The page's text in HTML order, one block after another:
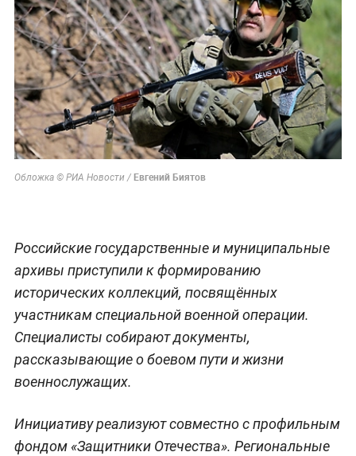
Обложка © РИА Новости / Евгений Биятов
Российские государственные и муниципальные
архивы приступили к формированию
исторических коллекций, посвящённых
участникам специальной военной операции.
Специалисты собирают документы,
рассказывающие о боевом пути и жизни
военнослужащих.
Инициативу реализуют совместно с профильным
фондом «Защитники Отечества». Региональные